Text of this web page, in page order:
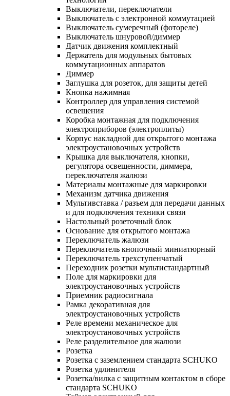
Выключатели, переключатели
Выключатель с электронной коммутацией
Выключатель сумеречный (фотореле)
Выключатель шнуровой/диммер
Датчик движения комплектный
Держатель для модульных бытовых
коммутационных аппаратов
Диммер
Заглушка для розеток, для защиты детей
Кнопка нажимная
Контроллер для управления системой
освещения
Коробка монтажная для подключения
электроприборов (электроплиты)
Корпус накладной для открытого монтажа
электроустановочных устройств
Крышка для выключателя, кнопки,
регулятора освещенности, диммера,
переключателя жалюзи
Материалы монтажные для маркировки
Механизм датчика движения
Мультивставка / разъем для передачи данных
и для подключения техники связи
Настольный розеточный блок
Основание для открытого монтажа
Переключатель жалюзи
Переключатель кнопочный миниатюрный
Переключатель трехступенчатый
Переходник розетки мультистандартный
Поле для маркировки для
электроустановочных устройств
Приемник радиосигнала
Рамка декоративная для
электроустановочных устройств
Реле времени механическое для
электроустановочных устройств
Реле разделительное для жалюзи
Розетка
Розетка с заземлением стандарта SCHUKO
Розетка удлинителя
Розетка/вилка с защитным контактом в сборе
стандарта SCHUKO